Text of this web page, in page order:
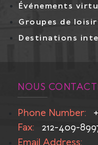
Événements
Groupes de
Destinations
NOUS
Phone Number:
Fax:
212-409-